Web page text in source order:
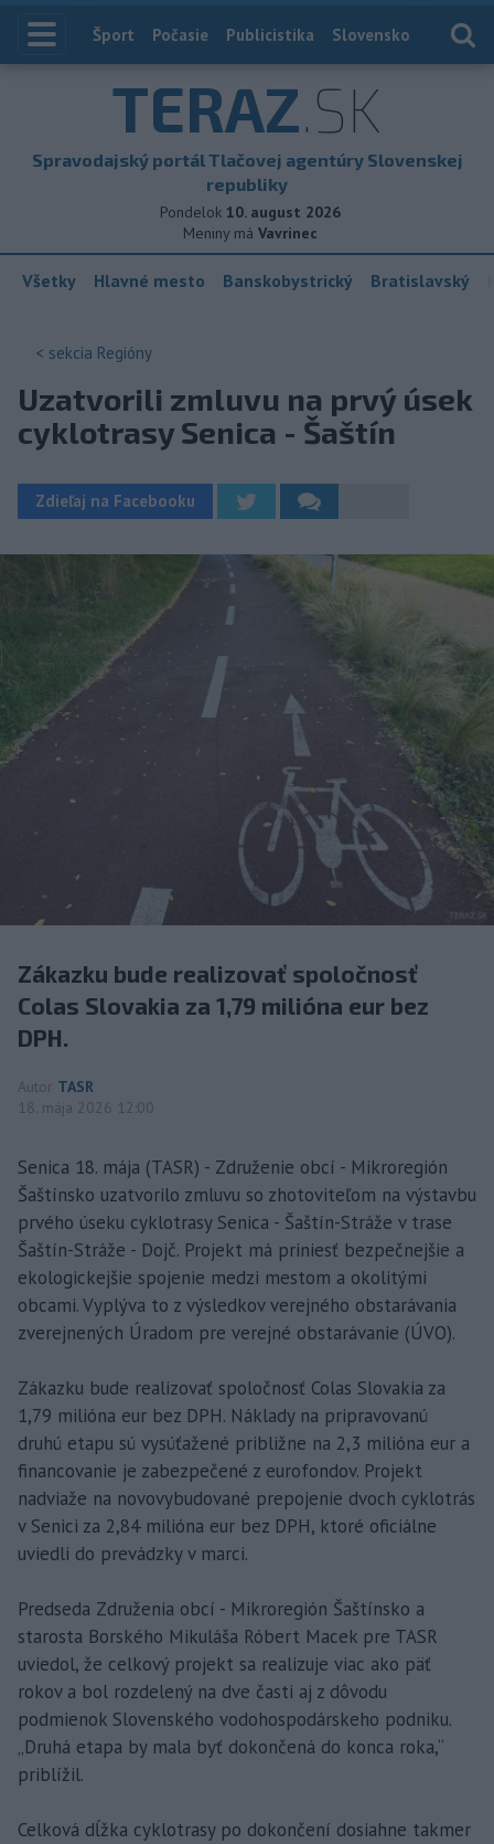
Index
Šport Počasie Publicistika Slovensko
TERAZ.SK
Spravodajský portál Tlačovej agentúry Slovenskej
republiky
Pondelok 10. august 2026
Meniny má Vavrinec
Všetky Hlavné mesto Banskobystrický Bratislavský
< sekcia Regióny
Uzatvorili zmluvu na prvý úsek
cyklotrasy Senica - Šaštín
Zdieľaj na Facebooku
Zákazku bude realizovať spoločnosť
Colas Slovakia za 1,79 milióna eur bez
DPH.
Autor TASR
18. mája 2026 12:00
Senica 18. mája (TASR) - Združenie obcí - Mikroregión
Šaštínsko uzatvorilo zmluvu so zhotoviteľom na výstavbu
prvého úseku cyklotrasy Senica - Šaštín-Stráže v trase
Šaštín-Stráže - Dojč. Projekt má priniesť bezpečnejšie a
ekologickejšie spojenie medzi mestom a okolitými
obcami. Vyplýva to z výsledkov verejného obstarávania
zverejnených Úradom pre verejné obstarávanie (ÚVO).
Zákazku bude realizovať spoločnosť Colas Slovakia za
1,79 milióna eur bez DPH. Náklady na pripravovanú
druhú etapu sú vysúťažené približne na 2,3 milióna eur a
financovanie je zabezpečené z eurofondov. Projekt
nadviaže na novovybudované prepojenie dvoch cyklotrás
v Senici za 2,84 milióna eur bez DPH, ktoré oficiálne
uviedli do prevádzky v marci.
Predseda Združenia obcí - Mikroregión Šaštínsko a
starosta Borského Mikuláša Róbert Macek pre TASR
uviedol, že celkový projekt sa realizuje viac ako päť
rokov a bol rozdelený na dve časti aj z dôvodu
podmienok Slovenského vodohospodárskeho podniku.
„Druhá etapa by mala byť dokončená do konca roka,“
priblížil.
Celková dĺžka cyklotrasy po dokončení dosiahne takmer